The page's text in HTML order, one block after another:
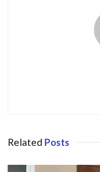
Related Posts